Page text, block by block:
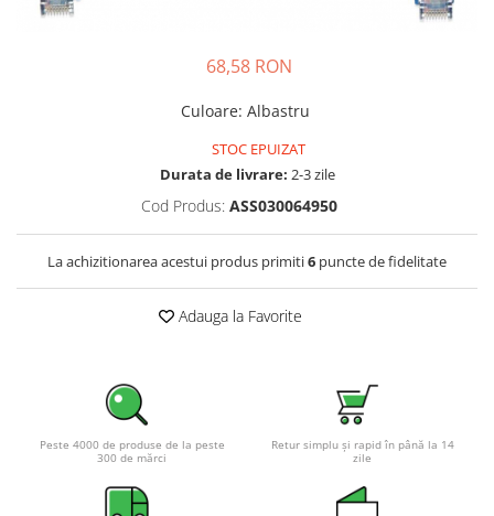
Redresoare, incarcatoare si testere
Redresoare auto, moto, barci si
68,58 RON
Culoare: Albastru
STOC EPUIZAT
Durata de livrare: 2-3 zile
Cod Produs: ASS030064950
La achizitionarea acestui produs primiti6 puncte de fidelitate
Adauga la Favorite
Peste 4000 de produse de la peste
300 de mărci
Retur simplu și rapid în până la 14
zile